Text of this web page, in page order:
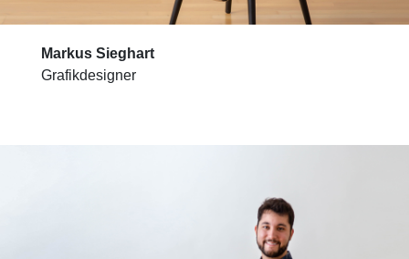
Markus Sieghart
Grafikdesigner